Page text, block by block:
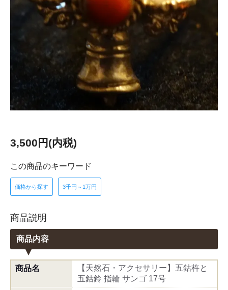
3,500円(内税)
この商品のキーワード
価格から探す 3千円～1万円
商品説明
商品内容
商品名
【天然石・アクセサリー】五鈷杵と
五鈷鈴 指輪 サンゴ 17号